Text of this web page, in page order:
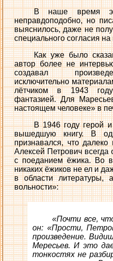
В наше время
неправдоподобно, но
выяснилось, даже не
специального согласия
Как уже было
автор более не
создавал
исключительно
лётчиком в 1943
фантазией. Для
настоящем человеке» в
В 1946 году герой и
вышедшую книгу. В
признавался, что
Алексей Петрович
с поеданием ёжика. Во
никаких ёжиков не ел и
в области литературы,
вольности»:
«Почти все,
он: «Прости,
произведение.
Мересьев. И это
тонкостях не